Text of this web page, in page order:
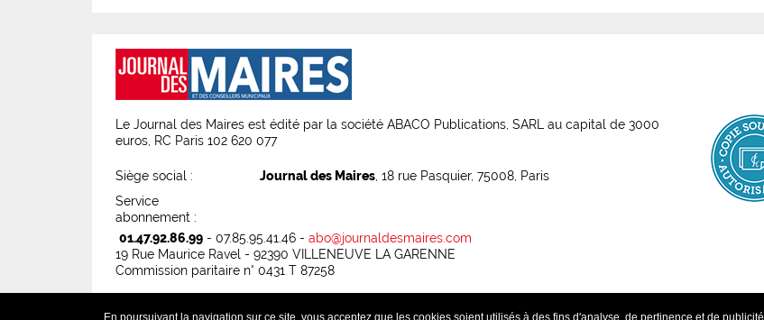
En poursuivant la navigation sur ce site, vous acceptez que les cookies soient utilisés à des fins d'analyse, de pertinence et de publicité.
Le Journal des Maires est édité par la société ABACO Publications, SARL au capital de 3000
euros, RC Paris 102 620 077
Siège social : Journal des Maires, 18 rue Pasquier, 75008, Paris
Service
abonnement :
01.47.92.86.99 - 07.85.95.41.46 - abo@journaldesmaires.com
19 Rue Maurice Ravel - 92390 VILLENEUVE LA GARENNE
Commission paritaire n° 0431 T 87258